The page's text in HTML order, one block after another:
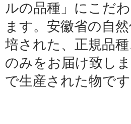
ルの品種」にこだ
ます。安徽省の自
培された、正規品
のみをお届け致し
で生産された物で